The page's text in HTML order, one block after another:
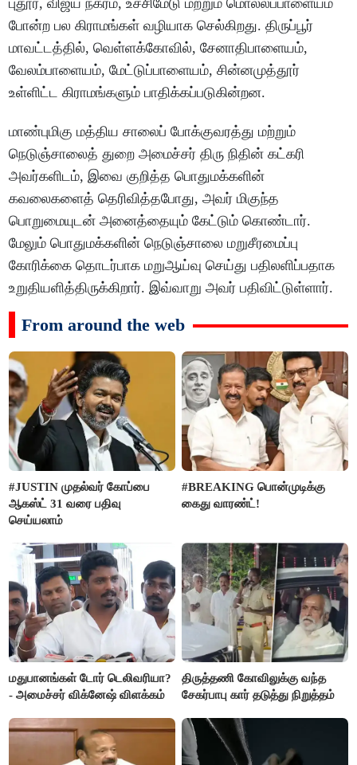
போன்ற பல கிராமங்கள் வழியாக செல்கிறது. திருப்பூர்
மாவட்டத்தில், வெள்ளக்கோவில், சேனாதிபாளையம்,
வேலம்பாளையம், மேட்டுப்பாளையம், சின்னமுத்தூர்
உள்ளிட்ட கிராமங்களும் பாதிக்கப்படுகின்றன.
மாண்புமிகு மத்திய சாலைப் போக்குவரத்து மற்றும்
நெடுஞ்சாலைத் துறை அமைச்சர் திரு நிதின் கட்கரி
அவர்களிடம், இவை குறித்த பொதுமக்களின்
கவலைகளைத் தெரிவித்தபோது, அவர் மிகுந்த
பொறுமையுடன் அனைத்தையும் கேட்டும் கொண்டார்.
மேலும் பொதுமக்களின் நெடுஞ்சாலை மறுசீரமைப்பு
கோரிக்கை தொடர்பாக மறுஆய்வு செய்து பதிலளிப்பதாக
உறுதியளித்திருக்கிறார். இவ்வாறு அவர் பதிவிட்டுள்ளார்.
From around the web
#JUSTIN முதல்வர் கோப்பை
ஆகஸ்ட் 31 வரை பதிவு
செய்யலாம்
#BREAKING பொன்முடிக்கு
கைது வாரண்ட்!
மதுபானங்கள் டோர் டெலிவரியா?
- அமைச்சர் விக்னேஷ் விளக்கம்
திருத்தணி கோவிலுக்கு வந்த
சேகர்பாபு கார் தடுத்து நிறுத்தம்